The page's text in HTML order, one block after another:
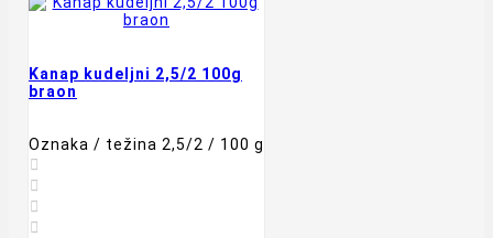
Kanap kudeljni 2,5/2 100g
braon
Oznaka / težina 2,5/2 / 100 g



